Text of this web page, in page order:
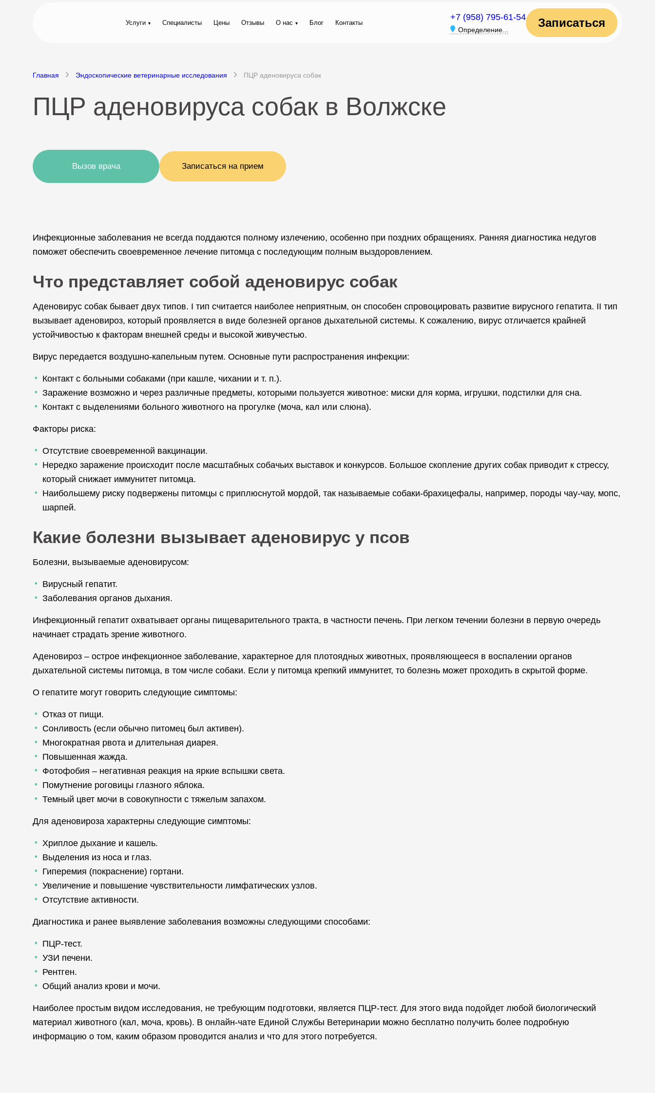
Услуги Специалисты Цены Отзывы О нас Блог Контакты
+7 (958) 795-61-54
Определение...
Записаться
Главная Эндоскопические ветеринарные исследования ПЦР аденовируса собак
ПЦР аденовируса собак в Волжске
Вызов врача Записаться на прием
Инфекционные заболевания не всегда поддаются полному излечению, особенно при поздних обращениях. Ранняя диагностика недугов
поможет обеспечить своевременное лечение питомца с последующим полным выздоровлением.
Что представляет собой аденовирус собак
Аденовирус собак бывает двух типов. I тип считается наиболее неприятным, он способен спровоцировать развитие вирусного гепатита. II тип
вызывает аденовироз, который проявляется в виде болезней органов дыхательной системы. К сожалению, вирус отличается крайней
устойчивостью к факторам внешней среды и высокой живучестью.
Вирус передается воздушно-капельным путем. Основные пути распространения инфекции:
Контакт с больными собаками (при кашле, чихании и т. п.).
Заражение возможно и через различные предметы, которыми пользуется животное: миски для корма, игрушки, подстилки для сна.
Контакт с выделениями больного животного на прогулке (моча, кал или слюна).
Факторы риска:
Отсутствие своевременной вакцинации.
Нередко заражение происходит после масштабных собачьих выставок и конкурсов. Большое скопление других собак приводит к стрессу,
который снижает иммунитет питомца.
Наибольшему риску подвержены питомцы с приплюснутой мордой, так называемые собаки-брахицефалы, например, породы чау-чау, мопс,
шарпей.
Какие болезни вызывает аденовирус у псов
Болезни, вызываемые аденовирусом:
Вирусный гепатит.
Заболевания органов дыхания.
Инфекционный гепатит охватывает органы пищеварительного тракта, в частности печень. При легком течении болезни в первую очередь
начинает страдать зрение животного.
Аденовироз – острое инфекционное заболевание, характерное для плотоядных животных, проявляющееся в воспалении органов
дыхательной системы питомца, в том числе собаки. Если у питомца крепкий иммунитет, то болезнь может проходить в скрытой форме.
О гепатите могут говорить следующие симптомы:
Отказ от пищи.
Сонливость (если обычно питомец был активен).
Многократная рвота и длительная диарея.
Повышенная жажда.
Фотофобия – негативная реакция на яркие вспышки света.
Помутнение роговицы глазного яблока.
Темный цвет мочи в совокупности с тяжелым запахом.
Для аденовироза характерны следующие симптомы:
Хриплое дыхание и кашель.
Выделения из носа и глаз.
Гиперемия (покраснение) гортани.
Увеличение и повышение чувствительности лимфатических узлов.
Отсутствие активности.
Диагностика и ранее выявление заболевания возможны следующими способами:
ПЦР-тест.
УЗИ печени.
Рентген.
Общий анализ крови и мочи.
Наиболее простым видом исследования, не требующим подготовки, является ПЦР-тест. Для этого вида подойдет любой биологический
материал животного (кал, моча, кровь). В онлайн-чате Единой Службы Ветеринарии можно бесплатно получить более подробную
информацию о том, каким образом проводится анализ и что для этого потребуется.